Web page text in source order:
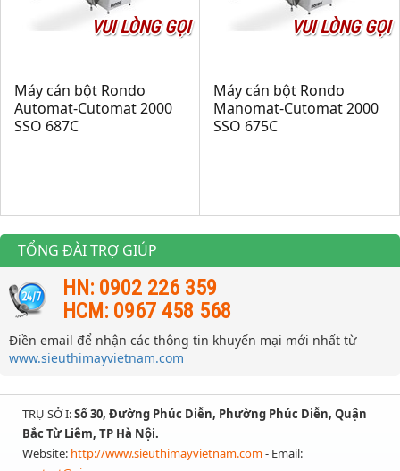
VUI LÒNG GỌI
Máy cán bột Rondo
Automat-Cutomat 2000
SSO 687C
VUI LÒNG GỌI
Máy cán bột Rondo
Manomat-Cutomat 2000
SSO 675C
TỔNG ĐÀI TRỢ GIÚP
HN: 0902 226 359
HCM: 0967 458 568
Điền email để nhận các thông tin khuyến mại mới nhất từ
www.sieuthimayvietnam.com
TRỤ SỞ I:Số 30, Đường Phúc Diễn, Phường Phúc Diễn, Quận
Bắc Từ Liêm, TP Hà Nội.
Website: http://www.sieuthimayvietnam.com- Email: